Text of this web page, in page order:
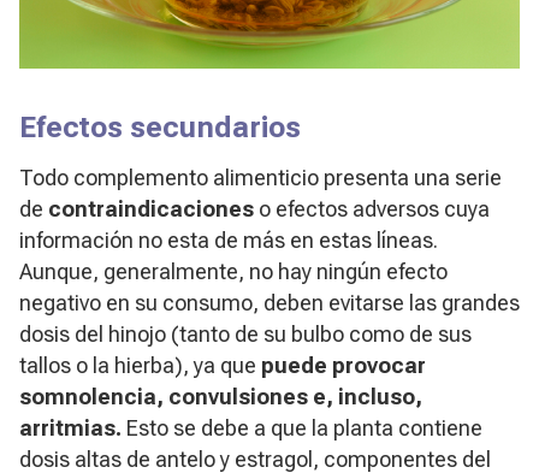
Efectos secundarios
Todo complemento alimenticio presenta una serie
de contraindicaciones o efectos adversos cuya
información no esta de más en estas líneas.
Aunque, generalmente, no hay ningún efecto
negativo en su consumo, deben evitarse las grandes
dosis del hinojo (tanto de su bulbo como de sus
tallos o la hierba), ya que puede provocar
somnolencia, convulsiones e, incluso,
arritmias. Esto se debe a que la planta contiene
dosis altas de antelo y estragol, componentes del